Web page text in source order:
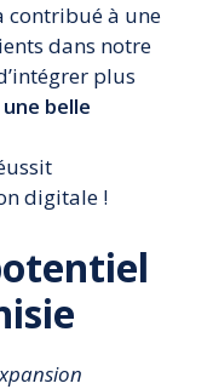
contribué à une
dans notre
plus
une belle
digitale !